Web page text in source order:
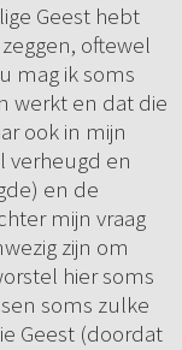
Geest hebt
oftewel
mag ik soms
werkt en dat die
ook in mijn
verheugd en
en de
mijn vraag
zijn om
hier soms
soms zulke
Geest (doordat